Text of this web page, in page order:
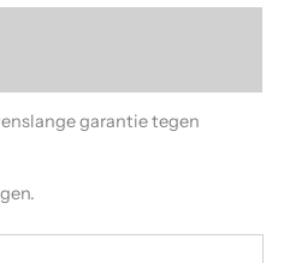
garantie tegen